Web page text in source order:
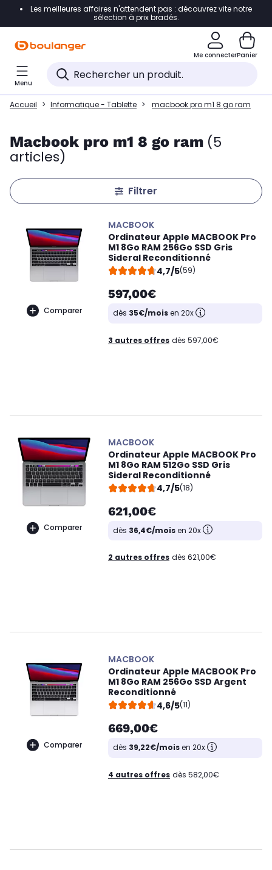
Accéder directement à la navigation
Accéder directement au pied de page
Accéder directement au chatbot
Les meilleures affaires n'attendent pas : découvrez vite notre
sélection à prix bradés.
Me connecterPanier
Menu
Accueil Informatique - Tablette macbook pro m1 8 go ram
Macbook pro m1 8 go ram (5
articles)
Filtrer
Comparer
MACBOOK
Ordinateur Apple MACBOOK Pro
M1 8Go RAM 256Go SSD Gris
Sideral Reconditionné
4,7/5(59)
597,00€
dès 35€/moisen 20x
3 autres offres dès 597,00€
Comparer
MACBOOK
Ordinateur Apple MACBOOK Pro
M1 8Go RAM 512Go SSD Gris
Sideral Reconditionné
4,7/5(18)
621,00€
dès 36,4€/moisen 20x
2 autres offres dès 621,00€
Comparer
MACBOOK
Ordinateur Apple MACBOOK Pro
M1 8Go RAM 256Go SSD Argent
Reconditionné
4,6/5(11)
669,00€
dès 39,22€/moisen 20x
4 autres offres dès 582,00€